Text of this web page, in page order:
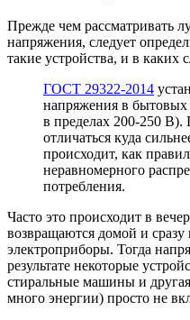
Прежде чем рассматривать
напряжения, следует
такие устройства, и в каких
ГОСТ 29322-2014
напряжения в бытовых
в пределах 200-250
отличаться куда
происходит, как
неравномерного
потребления.
Часто это происходит в
возвращаются домой и
электроприборы. Тогда
результате некоторые
стиральные машины и
много энергии) просто не